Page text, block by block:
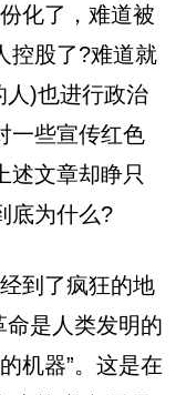
化了，难道被
控股了?难道就
人)也进行政治
一些宣传红色
述文章却睁只
底为什么?
到了疯狂的地
命是人类发明的
机器”。这是在